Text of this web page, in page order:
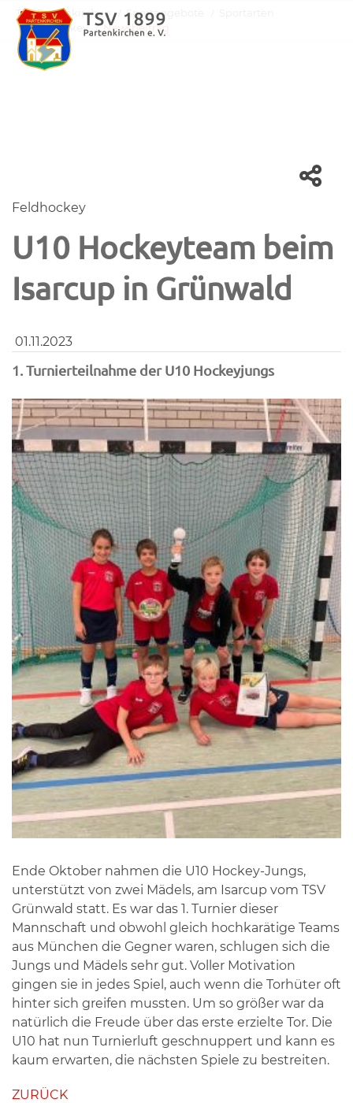
TSV Partenkirchen Sportangebote
Feldhockey
Newsbeitrag
Feldhockey
U10 Hockeyteam beim
Isarcup in Grünwald
01.11.2023
1. Turnierteilnahme der U10 Hockeyjungs
Ende Oktober nahmen die U10 Hockey-Jungs,
unterstützt von zwei Mädels, am Isarcup vom TSV
Grünwald statt. Es war das 1. Turnier dieser
Mannschaft und obwohl gleich hochkarätige Teams
aus München die Gegner waren, schlugen sich die
Jungs und Mädels sehr gut. Voller Motivation
gingen sie in jedes Spiel, auch wenn die Torhüter oft
hinter sich greifen mussten. Um so größer war da
natürlich die Freude über das erste erzielte Tor. Die
U10 hat nun Turnierluft geschnuppert und kann es
kaum erwarten, die nächsten Spiele zu bestreiten.
ZURÜCK